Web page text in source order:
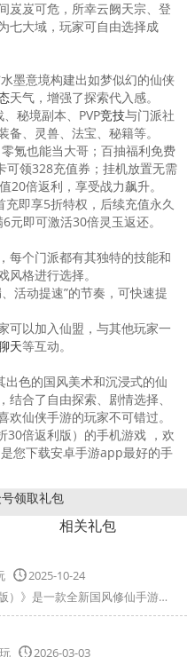
岌岌可危，所幸云阙天宗、登
七大域，玩家可自由选择成
墨意境构建出如梦似幻的仙侠
天气，增强了探索代入感。
、秘境副本、PVP竞技与门派社
、灵兽、法宝、秘籍等。
氪也能当大哥；百抽福利免费
可领328充值券；挂机放置无需
20倍返利，享受战力飙升。
充即享5折特权，后续充值永久
即可激活30倍灵玉返还。
每个门派都有其独特的技能和
格进行选择。
活动提速”的节奏，可快速提
可以加入仙盟，与其他玩家一
天等互动。
出色的国风美术和沉浸式的仙
合了自由探索、剧情选择、
仙侠手游的玩家不可错过。
30倍返利版）的手机游戏 ，欢
您下载安卓手游app最好的手
相关礼包
2025-10-24
《烟雨逍遥（5折30倍返利版）》是一款全新国风修仙手游，《...
2026-03-03